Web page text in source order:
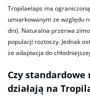
Tropilaelaps ma
umiarkowanym ze względu
dni). Naturalna przerwa
populacji roztoczy. Jednak
że adaptacja do
Czy
działają na